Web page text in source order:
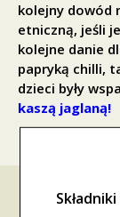
kolejny dowód
etniczną, jeśli
kolejne danie
papryką chilli,
dzieci były
kaszą jaglaną!
Składniki